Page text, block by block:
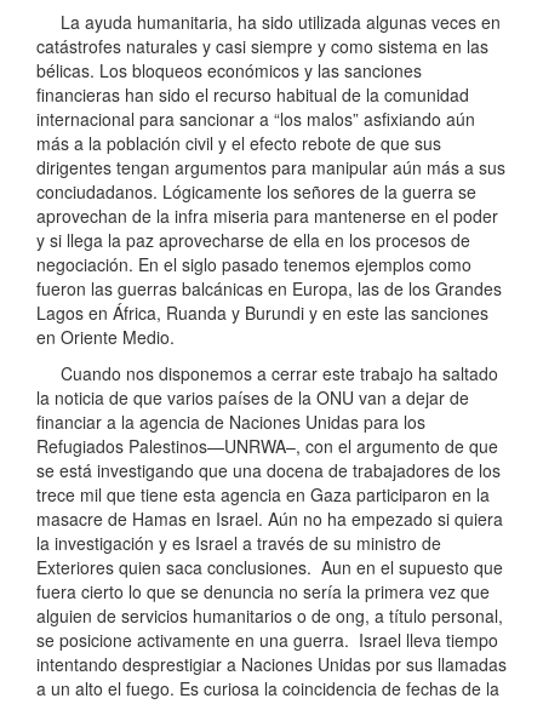
La ayuda humanitaria, ha sido utilizada algunas veces en
catástrofes naturales y casi siempre y como sistema en las
bélicas. Los bloqueos económicos y las sanciones
financieras han sido el recurso habitual de la comunidad
internacional para sancionar a “los malos” asfixiando aún
más a la población civil y el efecto rebote de que sus
dirigentes tengan argumentos para manipular aún más a sus
conciudadanos. Lógicamente los señores de la guerra se
aprovechan de la infra miseria para mantenerse en el poder
y si llega la paz aprovecharse de ella en los procesos de
negociación. En el siglo pasado tenemos ejemplos como
fueron las guerras balcánicas en Europa, las de los Grandes
Lagos en África, Ruanda y Burundi y en este las sanciones
en Oriente Medio.
Cuando nos disponemos a cerrar este trabajo ha saltado
la noticia de que varios países de la ONU van a dejar de
financiar a la agencia de Naciones Unidas para los
Refugiados Palestinos—UNRWA–, con el argumento de que
se está investigando que una docena de trabajadores de los
trece mil que tiene esta agencia en Gaza participaron en la
masacre de Hamas en Israel. Aún no ha empezado si quiera
la investigación y es Israel a través de su ministro de
Exteriores quien saca conclusiones. Aun en el supuesto que
fuera cierto lo que se denuncia no sería la primera vez que
alguien de servicios humanitarios o de ong, a título personal,
se posicione activamente en una guerra. Israel lleva tiempo
intentando desprestigiar a Naciones Unidas por sus llamadas
a un alto el fuego. Es curiosa la coincidencia de fechas de la